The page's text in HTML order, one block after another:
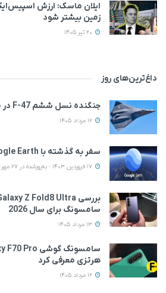
ایلان ماسک: ارزش
زمین بیشتر شود
داغ‌ترین‌های روز
جنگنده نسل ششم F-47 در مسیر نخستین پرواز
سفر به گذشته با Google Earth
سامسونگ برای سال 2026
هرتزی معرفی کرد